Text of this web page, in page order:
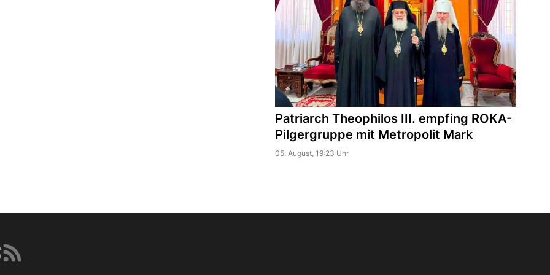
Patriarch Theophilos III. empfing ROKA-
Pilgergruppe mit Metropolit Mark
05. August, 19:23 Uhr